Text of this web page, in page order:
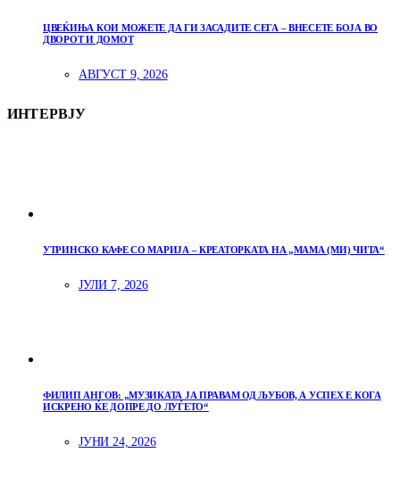
ЦВЕЌИЊА КОИ МОЖЕТЕ ДА ГИ ЗАСАДИТЕ СЕГА – ВНЕСЕТЕ БОЈА ВО
ДВОРОТ И ДОМОТ
АВГУСТ 9, 2026
ИНТЕРВЈУ
УТРИНСКО КАФЕ СО МАРИЈА – КРЕАТОРКАТА НА „МАМА (МИ) ЧИТА“
ЈУЛИ 7, 2026
ФИЛИП АНГОВ: „МУЗИКАТА ЈА ПРАВАМ ОД ЉУБОВ, А УСПЕХ Е КОГА
ИСКРЕНО ЌЕ ДОПРЕ ДО ЛУЃЕТО“
ЈУНИ 24, 2026